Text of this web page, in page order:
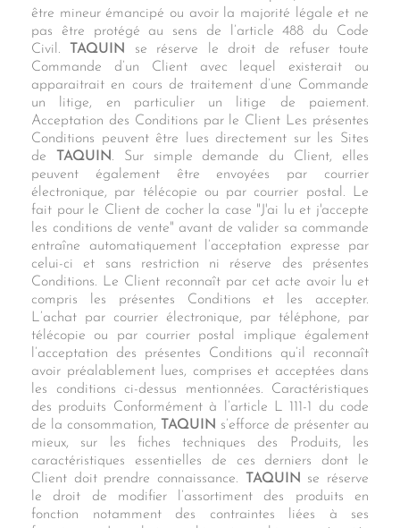
être mineur émancipé ou avoir la majorité légale et ne
pas être protégé au sens de l’article 488 du Code
Civil.
TAQUIN
se réserve le droit de refuser toute
Commande d’un Client avec lequel existerait ou
apparaitrait en cours de traitement d’une Commande
un litige, en particulier un litige de paiement.
Acceptation des Conditions par le Client Les présentes
Conditions peuvent être lues directement sur les Sites
de
TAQUIN. Sur simple demande du Client, elles
peuvent également être envoyées par courrier
électronique, par télécopie ou par courrier postal. Le
fait pour le Client de cocher la case "J'ai lu et j'accepte
les conditions de vente" avant de valider sa commande
entraîne automatiquement l’acceptation expresse par
celui-ci et sans restriction ni réserve des présentes
Conditions. Le Client reconnaît par cet acte avoir lu et
compris les présentes Conditions et les accepter.
L’achat par courrier électronique, par téléphone, par
télécopie ou par courrier postal implique également
l’acceptation des présentes Conditions qu’il reconnaît
avoir préalablement lues, comprises et acceptées dans
les conditions ci-dessus mentionnées. Caractéristiques
des produits Conformément à l’article L 111-1 du code
de la consommation,
TAQUIN s’efforce de présenter au
mieux, sur les fiches techniques des Produits, les
caractéristiques essentielles de ces derniers dont le
Client doit prendre connaissance.
TAQUIN se réserve
le droit de modifier l’assortiment des produits en
fonction notamment des contraintes liées à ses